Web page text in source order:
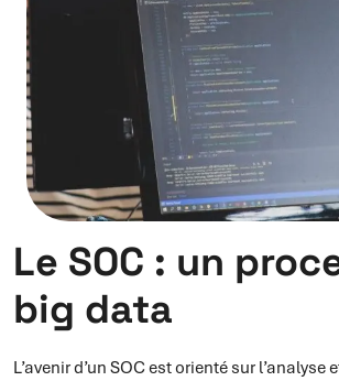
Le SOC : un
big data
L’avenir d’un SOC est orienté sur l’analyse